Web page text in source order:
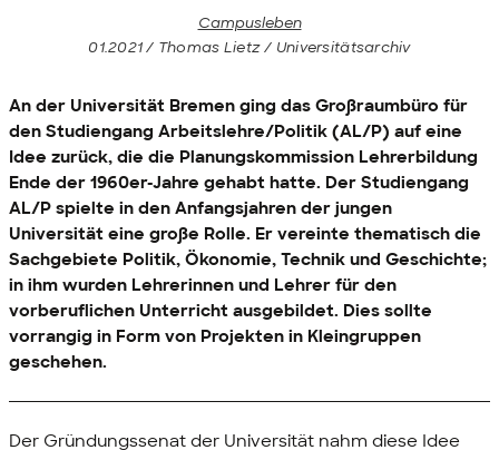
Campusleben
01.2021 / Thomas Lietz / Universitätsarchiv
An der Universität Bremen ging das Großraumbüro für
den Studiengang Arbeitslehre/Politik (AL/P) auf eine
Idee zurück, die die Planungskommission Lehrerbildung
Ende der 1960er-Jahre gehabt hatte. Der Studiengang
AL/P spielte in den Anfangsjahren der jungen
Universität eine große Rolle. Er vereinte thematisch die
Sachgebiete Politik, Ökonomie, Technik und Geschichte;
in ihm wurden Lehrerinnen und Lehrer für den
vorberuflichen Unterricht ausgebildet. Dies sollte
vorrangig in Form von Projekten in Kleingruppen
geschehen.
Der Gründungssenat der Universität nahm diese Idee